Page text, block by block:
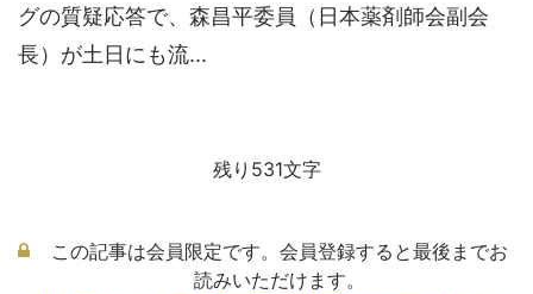
グの質疑応答で、森昌平委員（日本薬剤師会副会
長）が土日にも流...
残り531文字
この記事は会員限定です。会員登録すると最後までお
読みいただけます。